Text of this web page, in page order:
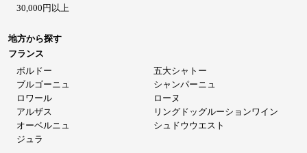
30,000円以上
地方から探す
フランス
ボルドー
五大シャトー
ブルゴーニュ
シャンパーニュ
ロワール
ローヌ
アルザス
リングドッグルーションワイン
オーベルニュ
シュドウウエスト
ジュラ